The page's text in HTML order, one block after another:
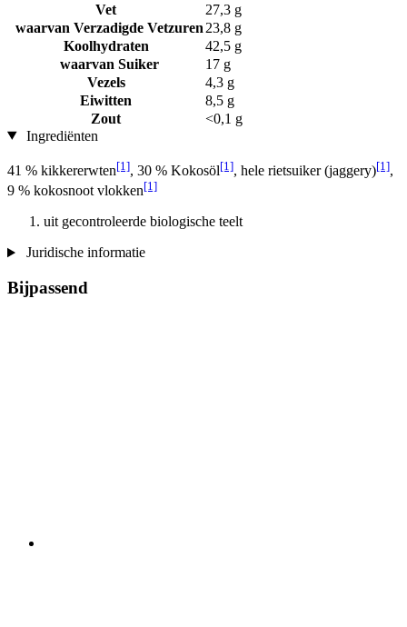
Vet
27,3 g
waarvan Verzadigde Vetzuren 23,8 g
Koolhydraten
42,5 g
waarvan Suiker
17 g
Vezels
4,3 g
Eiwitten
8,5 g
Zout
<0,1 g
Ingrediënten
41 % kikkererwten[1], 30 % Kokosöl[1], hele rietsuiker (jaggery)[1],
9 % kokosnoot vlokken[1]
uit gecontroleerde biologische teelt
Juridische informatie
Bijpassend